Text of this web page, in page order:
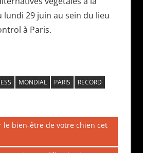
lundi 29 juin au sein du lieu
à Paris.
MONDIAL PARIS
RECORD
le bien-être de votre chien cet